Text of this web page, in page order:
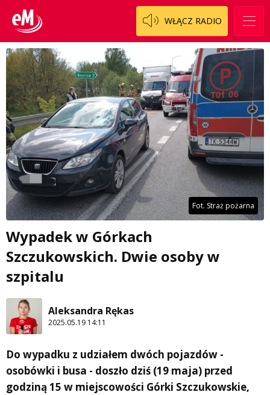
WŁĄCZ RADIO
Fot. Straż pożarna
Wypadek w Górkach
Szczukowskich. Dwie osoby w
szpitalu
Aleksandra Rękas
2025.05.19 14:11
Do wypadku z udziałem dwóch pojazdów -
osobówki i busa - doszło dziś (19 maja) przed
godziną 15 w miejscowości Górki Szczukowskie,